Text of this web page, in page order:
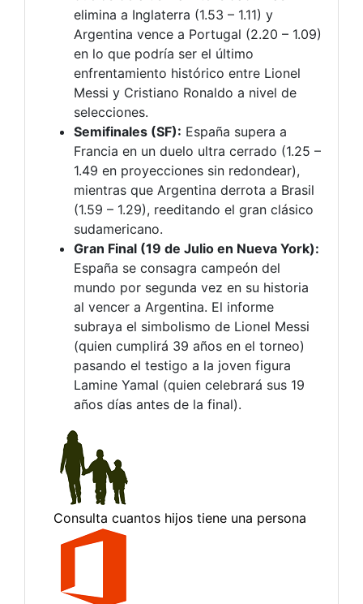
elimina a Inglaterra (1.53 – 1.11) y
Argentina vence a Portugal (2.20 – 1.09)
en lo que podría ser el último
enfrentamiento histórico entre Lionel
Messi y Cristiano Ronaldo a nivel de
selecciones.
Semifinales (SF): España supera a
Francia en un duelo ultra cerrado (1.25 –
1.49 en proyecciones sin redondear),
mientras que Argentina derrota a Brasil
(1.59 – 1.29), reeditando el gran clásico
sudamericano.
Gran Final (19 de Julio en Nueva York):
España se consagra campeón del
mundo por segunda vez en su historia
al vencer a Argentina. El informe
subraya el simbolismo de Lionel Messi
(quien cumplirá 39 años en el torneo)
pasando el testigo a la joven figura
Lamine Yamal (quien celebrará sus 19
años días antes de la final).